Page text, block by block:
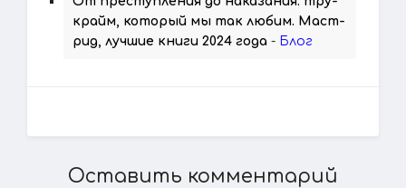
крайм, который мы так любим. Маст-
рид, лучшие книги 2024 года - Блог
Оставить комментарий